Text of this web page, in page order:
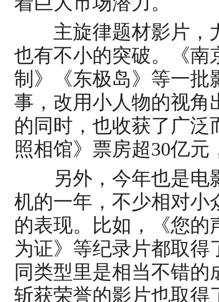
主旋律题材影片，
也有不小的突破。《南
制》《东极岛》等一批
事，改用小人物的视角
的同时，也收获了广
照相馆》票房超30亿
另外，今年也是电
机的一年，不少相对小
的表现。比如，《您
为证》等纪录片都取得
同类型里是相当不错
斩获荣誉的影片也取得